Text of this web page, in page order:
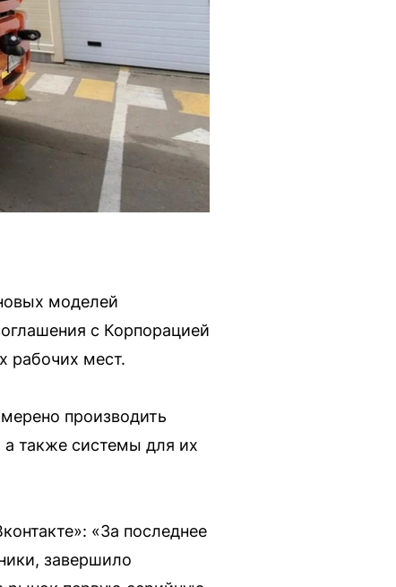
моделей
с Корпорацией
рабочих мест.
производить
также системы для их
«За последнее
завершило